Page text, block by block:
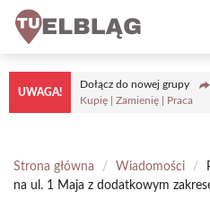
Przejdź
treści
UWAGA!
Dołącz do nowej grupy
Kupię | Zamienię | Praca
Strona główna / Wiadomości /
na ul. 1 Maja z dodatkowym